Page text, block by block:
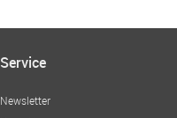
Service
Newsletter